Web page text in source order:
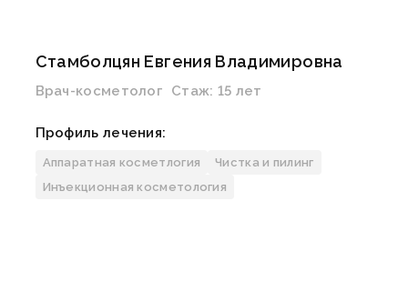
Стамболцян Евгения Владимировна
Врач-косметолог Стаж: 15 лет
Профиль лечения:
Аппаратная косметлогия
Чистка и пилинг
Инъекционная косметология
Узнать больше